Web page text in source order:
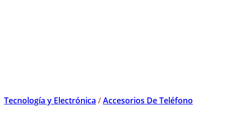
Tecnología y Electrónica /Accesorios De Teléfono